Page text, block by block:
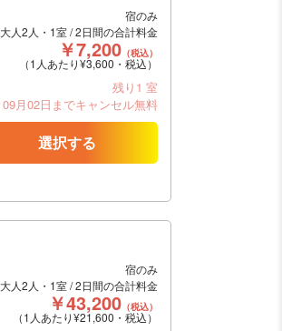
宿のみ
大人2人・1室 / 2日間の合計料金
￥7,200 （税込）
（1人あたり¥3,600・税込）
残り1 室
09月02日までキャンセル無料
選択する
宿のみ
大人2人・1室 / 2日間の合計料金
￥43,200 （税込）
（1人あたり¥21,600・税込）